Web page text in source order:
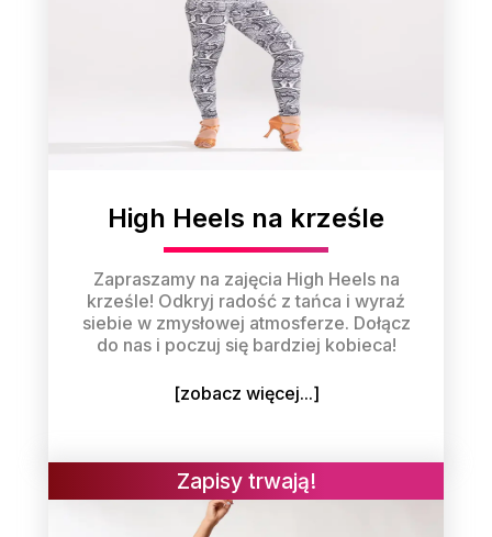
High Heels na krześle
Zapraszamy na zajęcia High Heels na
krześle! Odkryj radość z tańca i wyraź
siebie w zmysłowej atmosferze. Dołącz
do nas i poczuj się bardziej kobieca!
[zobacz więcej...]
Zapisy trwają!